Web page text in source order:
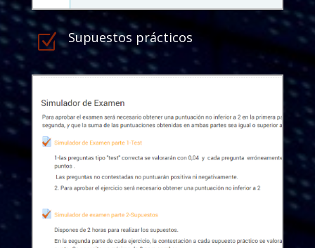
Z Supuestos prácticos